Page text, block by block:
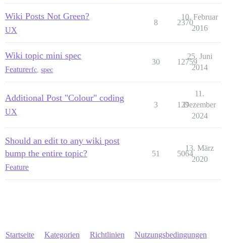
Wiki Posts Not Green?
UX
8 2370
10. Februar
2016
Wiki topic mini spec
Featurerfc spec
30 12759
25. Juni
2014
Additional Post "Colour" coding
UX
3 129
11.
Dezember
2024
Should an edit to any wiki post
bump the entire topic?
Feature
51 5064
13. März
2020
Startseite Kategorien Richtlinien Nutzungsbedingungen